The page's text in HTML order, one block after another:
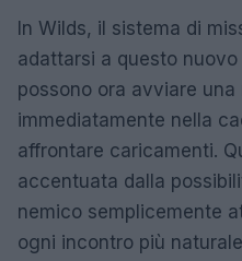
In Wilds, il sistema di
adattarsi a questo
possono ora avviare
immediatamente nella
affrontare caricamenti.
accentuata dalla
nemico semplicemente
ogni incontro più